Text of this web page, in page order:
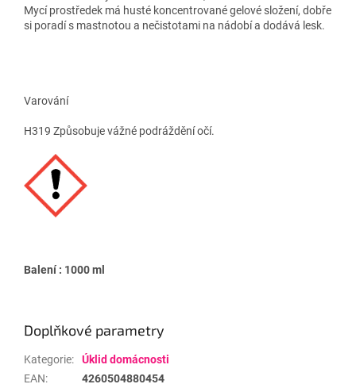
Mycí prostředek má husté koncentrované gelové složení, dobře
si poradí s mastnotou a nečistotami na nádobí a dodává lesk.
Varování
H319 Způsobuje vážné podráždění očí.
Balení : 1000 ml
Doplňkové parametry
Kategorie:
Úklid domácnosti
EAN: 4260504880454